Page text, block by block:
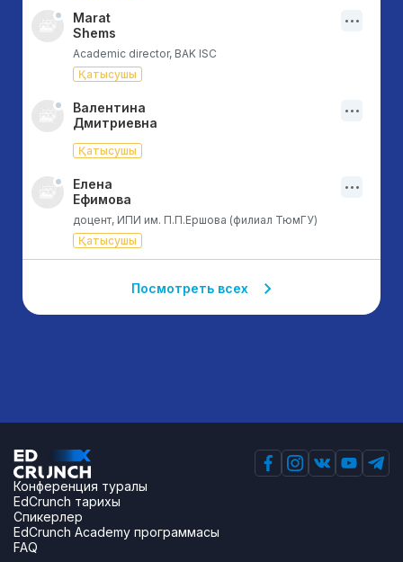
Marat
Shems
Academic director, BAK ISC
Қатысушы
Валентина
Дмитриевна
Қатысушы
Елена
Ефимова
доцент, ИПИ им. П.П.Ершова (филиал ТюмГУ)
Қатысушы
Посмотреть всех
Конференция туралы
EdCrunch тарихы
Спикерлер
EdCrunch Academy программасы
FAQ